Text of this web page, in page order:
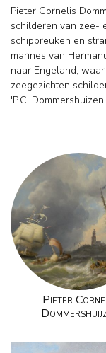
Pieter Cornelis
schilderen van zee-
schipbreuken en
marines van
naar Engeland,
zeegezichten
'P.C.
Pieter